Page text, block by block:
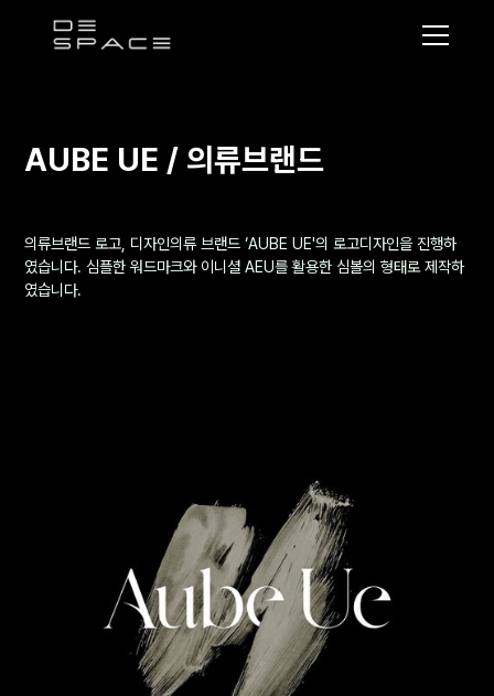
이AUBE UE / 의류브랜드
의류브랜드 로고, 디자인의류 브랜드 ‘AUBE UE'의 로고디자인을 진행하
였습니다. 심플한 워드마크와 이니셜 AEU를 활용한 심볼의 형태로 제작하
였습니다.